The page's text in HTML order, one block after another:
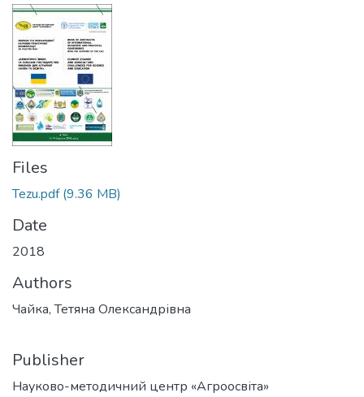
Files
Tezu.pdf(9.36 MB)
Date
2018
Authors
Чайка, Тетяна Олександрівна
Publisher
Науково-методичний центр «Агроосвіта»